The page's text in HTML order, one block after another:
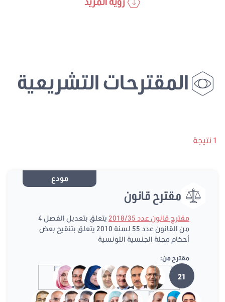
المقترحات التشريعية
1 نتيجة
مودع
مقترح قانون
مقترح قانون عدد 2018/35
يتعلق بتعديل الفصل 4
من القانون عدد 55 لسنة 2010 يتعلق بتنقيح بعض
أحكام مجلة الجنسية التونسية
مقترح من:
21